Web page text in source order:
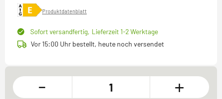
Produktdatenblatt
Sofort versandfertig, Lieferzeit 1-2 Werktage
Vor 15:00 Uhr bestellt, heute noch versendet
- +